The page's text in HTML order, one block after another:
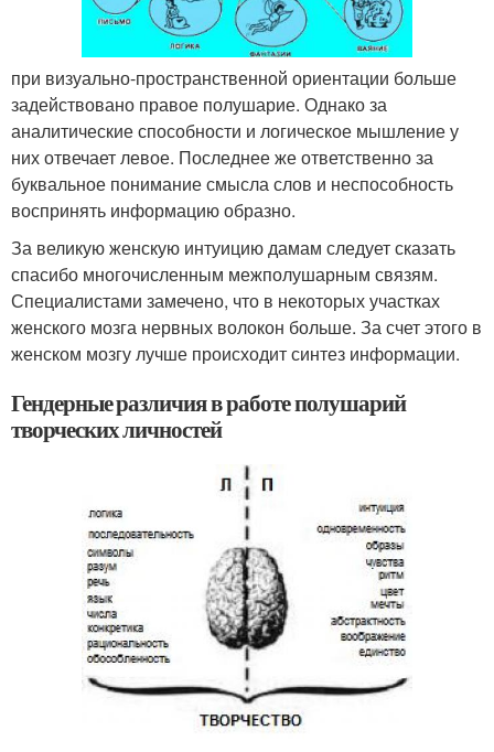
при визуально-пространственной ориентации больше
задействовано правое полушарие. Однако за
аналитические способности и логическое мышление у
них отвечает левое. Последнее же ответственно за
буквальное понимание смысла слов и неспособность
воспринять информацию образно.
За великую женскую интуицию дамам следует сказать
спасибо многочисленным межполушарным связям.
Специалистами замечено, что в некоторых участках
женского мозга нервных волокон больше. За счет этого в
женском мозгу лучше происходит синтез информации.
Гендерные различия в работе полушарий
творческих личностей